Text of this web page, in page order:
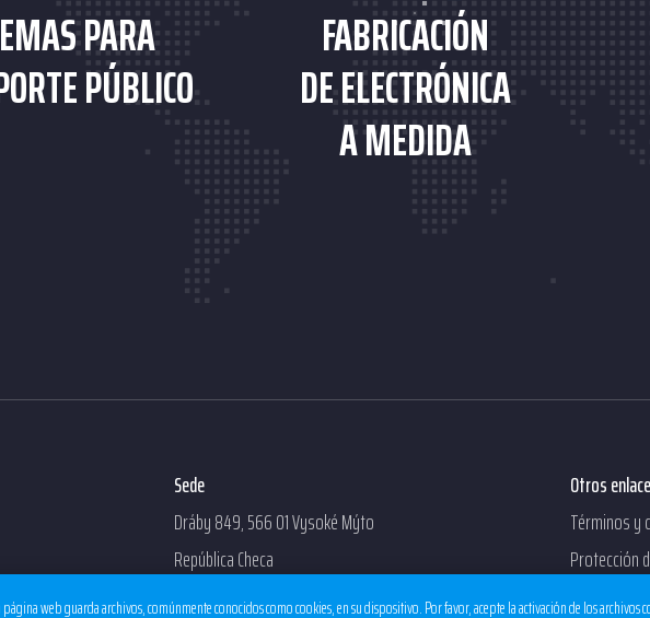
PARA
PÚBLICO
FABRICACIÓN
DE ELECTRÓNICA
A MEDIDA
Sede
Dráby 849, 566 01 Vysoké Mýto
República Checa
Otros
Términos y
Protección
página web guarda archivos, comúnmente conocidos como cookies, en su dispositivo. Por favor, acepte la activación de los